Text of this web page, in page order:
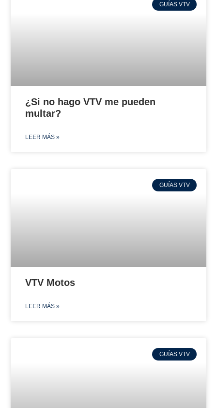
GUÍAS VTV
¿Si no hago VTV me pueden
multar?
LEER MÁS »
GUÍAS VTV
VTV Motos
LEER MÁS »
GUÍAS VTV